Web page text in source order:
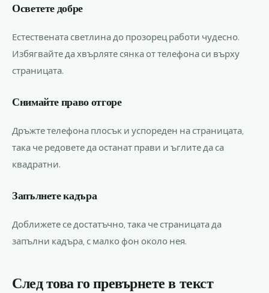
Осветете добре
Естествената светлина до прозорец работи чудесно.
Избягвайте да хвърляте сянка от телефона си върху
страницата.
Снимайте право отгоре
Дръжте телефона плосък и успореден на страницата,
така че редовете да останат прави и ъглите да са
квадратни.
Запълнете кадъра
Доближете се достатъчно, така че страницата да
запълни кадъра, с малко фон около нея.
След това го превърнете в текст